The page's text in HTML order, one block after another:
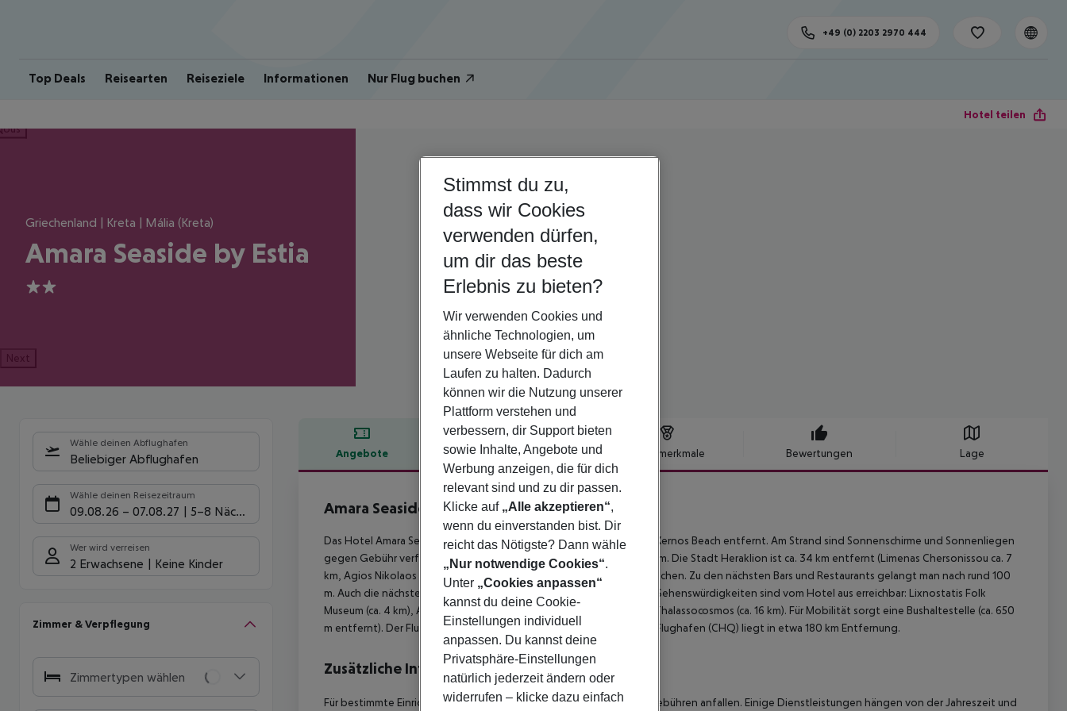
Top Deals Reisearten Reiseziele Informationen Nur Flug buchen
+49 (0) 2203 2970 444
Hotel teilen
Griechenland | Kreta | Mália (Kreta)
Amara Seaside by Estia
2
Next
Wähle deinen Abflughafen
Beliebiger Abflughafen
Wähle deinen Reisezeitraum
09.08.26 – 07.08.27 5-8 Nächte
Wer wird verreisen
2 Erwachsene Keine Kinder
Zimmer & Verpflegung
Zimmertypen wählen
Angebote Hotelbeschreibung Hotelmerkmale Bewertungen Lage
Hotelbeschreibung
Amara Seaside by Estia
2
Das Hotel Amara Seaside liegt ca. 250 m vom Sandstrand Ikaros and Kernos Beach entfernt. Am Strand sind Sonnenschirme und Sonnenliegen
gegen Gebühr verfügbar. Zum touristischen Zentrum sind es ca. 200 m. Die Stadt Heraklion ist ca. 34 km entfernt (Limenas Chersonissou ca. 7
km, Agios Nikolaos ca. 31 km). Ein Supermarkt ist nach ca. 90 m zu erreichen. Zu den nächsten Bars und Restaurants gelangt man nach rund 100
m. Auch die nächste Diskothek liegt rund 100 m entfernt. Folgende Sehenswürdigkeiten sind vom Hotel aus erreichbar: Lixnostatis Folk
Museum (ca. 4 km), Aquaworld Aquarium (ca. 7 km) und Cretaquarium Thalassocosmos (ca. 16 km). Für Mobilität sorgt eine Bushaltestelle (ca. 650
m entfernt). Der Flughafen (HER) ist ca. 30 km entfernt. Ein weiterer Flughafen (CHQ) liegt in etwa 180 km Entfernung.
Zusätzliche Informationen
Für bestimmte Einrichtungen oder Aktivitäten können zusätzliche Gebühren anfallen. Einige Dienstleistungen hängen von der Jahreszeit und
Stimmst du zu,
dass wir Cookies
verwenden dürfen,
um dir das beste
Erlebnis zu bieten?
Wir verwenden Cookies und
ähnliche Technologien, um
unsere Webseite für dich am
Laufen zu halten. Dadurch
können wir die Nutzung unserer
Plattform verstehen und
verbessern, dir Support bieten
sowie Inhalte, Angebote und
Werbung anzeigen, die für dich
relevant sind und zu dir passen.
Klicke auf „Alle akzeptieren“,
wenn du einverstanden bist. Dir
reicht das Nötigste? Dann wähle
„Nur notwendige Cookies“.
Unter „Cookies anpassen“
kannst du deine Cookie-
Einstellungen individuell
anpassen. Du kannst deine
Privatsphäre-Einstellungen
natürlich jederzeit ändern oder
widerrufen – klicke dazu einfach